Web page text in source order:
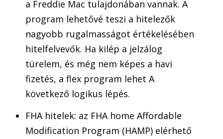
a Freddie Mac tulajdonában vannak. A
program lehetővé teszi a hitelezők
nagyobb rugalmasságot értékelésében
hitelfelvevők. Ha kilép a jelzálog
türelem, és még nem képes a havi
fizetés, a flex program lehet A
következő logikus lépés.
FHA hitelek: az FHA home Affordable
Modification Program (HAMP) elérhető